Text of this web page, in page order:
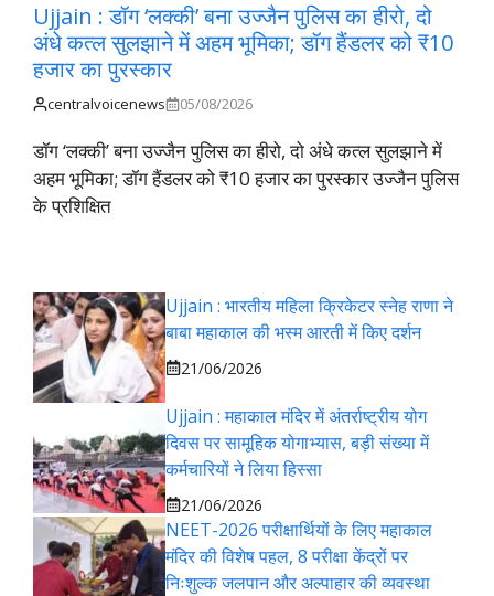
Ujjain : डॉग ‘लक्की’ बना उज्जैन पुलिस का हीरो, दो
अंधे कत्ल सुलझाने में अहम भूमिका; डॉग हैंडलर को ₹10
हजार का पुरस्कार
centralvoicenews 05/08/2026
डॉग ‘लक्की’ बना उज्जैन पुलिस का हीरो, दो अंधे कत्ल सुलझाने में
अहम भूमिका; डॉग हैंडलर को ₹10 हजार का पुरस्कार उज्जैन पुलिस
के प्रशिक्षित
Ujjain : भारतीय महिला क्रिकेटर स्नेह राणा ने
बाबा महाकाल की भस्म आरती में किए दर्शन
21/06/2026
Ujjain : महाकाल मंदिर में अंतर्राष्ट्रीय योग
दिवस पर सामूहिक योगाभ्यास, बड़ी संख्या में
कर्मचारियों ने लिया हिस्सा
21/06/2026
NEET-2026 परीक्षार्थियों के लिए महाकाल
मंदिर की विशेष पहल, 8 परीक्षा केंद्रों पर
निःशुल्क जलपान और अल्पाहार की व्यवस्था